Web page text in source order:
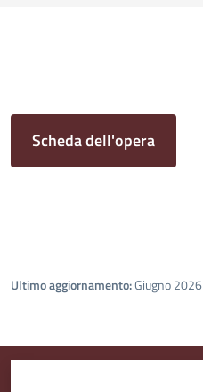
Scheda dell'opera
Ultimo aggiornamento:Giugno 2026